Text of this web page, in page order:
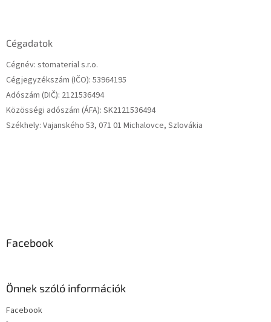
Cégadatok
Cégnév: stomaterial s.r.o.
Cégjegyzékszám (IČO): 53964195
Adószám (DIČ): 2121536494
Közösségi adószám (ÁFA): SK2121536494
Székhely: Vajanského 53, 071 01 Michalovce, Szlovákia
Facebook
Önnek szóló információk
Facebook